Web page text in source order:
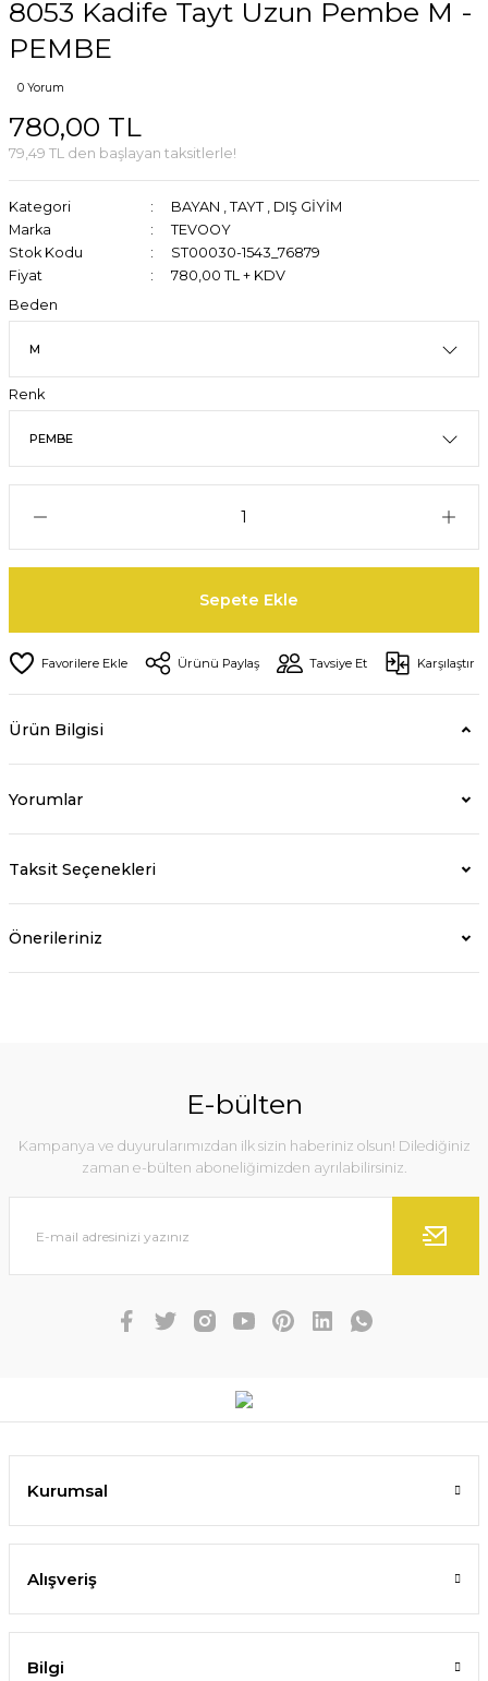
8053 Kadife Tayt Uzun Pembe M -
PEMBE
0 Yorum
780,00 TL
79,49 TL den başlayan taksitlerle!
Kategori BAYAN , TAYT , DIŞ GİYİM
Marka
TEVOOY
Stok Kodu
ST00030-1543_76879
Fiyat
780,00 TL + KDV
Beden
Renk
Sepete Ekle
Ürünü Paylaş Tavsiye Et Karşılaştır
Ürün Bilgisi
Yorumlar
Taksit Seçenekleri
Önerileriniz
E-bülten
Kampanya ve duyurularımızdan ilk sizin haberiniz olsun! Dilediğiniz
zaman e-bülten aboneliğimizden ayrılabilirsiniz.
Kurumsal
Alışveriş
Bilgi